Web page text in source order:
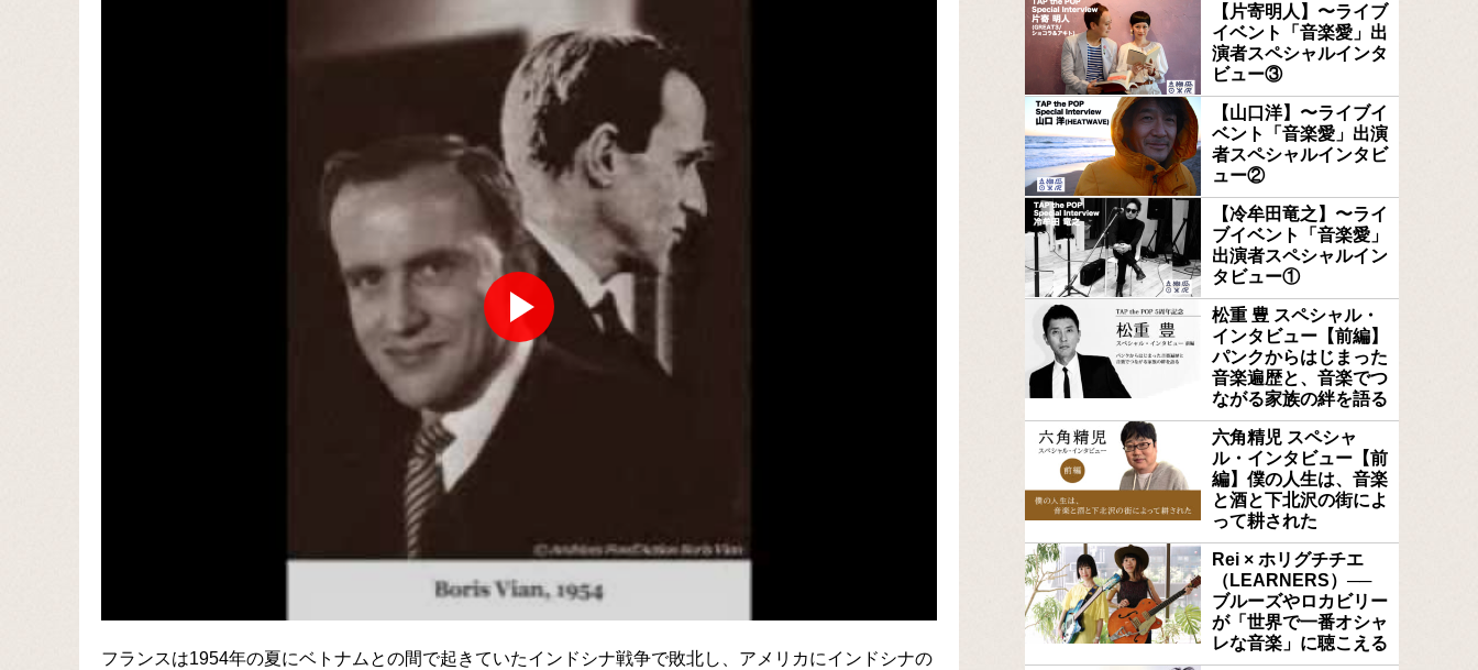
フランスは1954年の夏にベトナムとの間で起きていたインドシナ戦争で敗北し、アメリカにインドシナの
【片寄明人】〜ライブ
イベント「音楽愛」出
演者スペシャルインタ
ビュー③
【山口洋】〜ライブイ
ベント「音楽愛」出演
者スペシャルインタビ
ュー②
【冷牟田竜之】〜ライ
ブイベント「音楽愛」
出演者スペシャルイン
タビュー①
松重 豊 スペシャル・
インタビュー【前編】
パンクからはじまった
音楽遍歴と、音楽でつ
ながる家族の絆を語る
六角精児 スペシャ
ル・インタビュー【前
編】僕の人生は、音楽
と酒と下北沢の街によ
って耕された
Rei × ホリグチチエ
（LEARNERS）──
ブルーズやロカビリー
が「世界で一番オシャ
レな音楽」に聴こえる